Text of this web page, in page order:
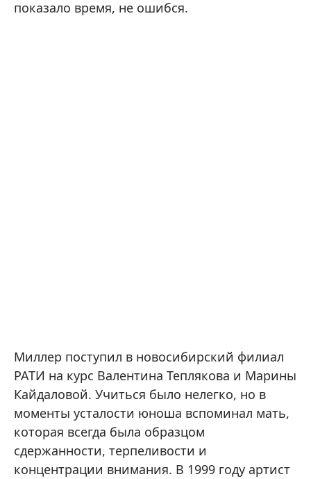
показало время, не ошибся.
Миллер поступил в новосибирский филиал
РАТИ на курс Валентина Теплякова и Марины
Кайдаловой. Учиться было нелегко, но в
моменты усталости юноша вспоминал мать,
которая всегда была образцом
сдержанности, терпеливости и
концентрации внимания. В 1999 году артист